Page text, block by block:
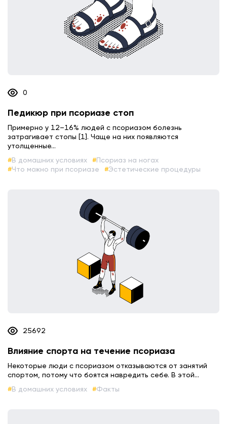
0
Педикюр при псориазе стоп
Примерно у 12–16% людей с псориазом болезнь
затрагивает стопы [1]. Чаще на них появляются
утолщенные...
В домашних условиях
Псориаз на ногах
Что можно при псориазе
Эстетические процедуры
25692
Влияние спорта на течение псориаза
Некоторые люди с псориазом отказываются от занятий
спортом, потому что боятся навредить себе. В этой...
В домашних условиях
Факты